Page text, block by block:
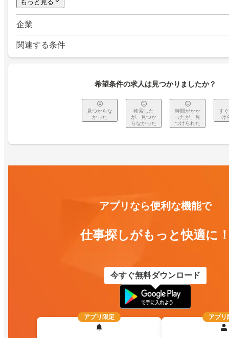
もっと見る
企業
関連する条件
希望条件の求人は見つかりましたか？
見つからな
かった
検索した
が、見つか
らなかった
時間がかか
ったが、見
つけられた
す
け
アプリなら便利な機能で
仕事探しがもっと快適に
今すぐ無料ダウンロード
アプリ限定 アプリ